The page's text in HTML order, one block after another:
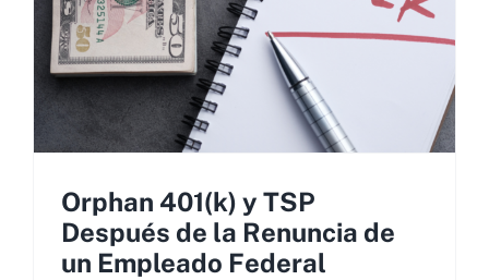
Programa una consulta
Orphan 401(k) y TSP
Después de la Renuncia de
un Empleado Federal